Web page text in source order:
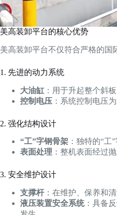
美高装卸平台的核心优势
美高装卸平台不仅符合严格的国
1. 先进的动力系统
大油缸 ：用于升起整个斜
控制电压 ：系统控制电压
2. 强化结构设计
“工”字钢骨架 ：独特的“
表面处理 ：整机表面经过
3. 安全维护设计
支撑杆：在维护、保养和
液压装置安全系统：具备